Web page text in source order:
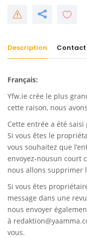
Description Contact
Français:
Yfw.ie crée le plus
cette raison, nous
Cette entrée a été
Si vous êtes le
vous souhaitez que
envoyez-nousun court
nous allons supprimer
Si vous êtes
message dans une
nous envoyer
à
vous.